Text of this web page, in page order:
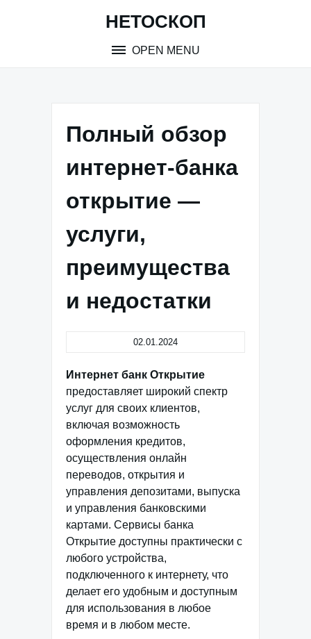
НЕТОСКОП
OPEN MENU
Полный обзор
интернет-банка
открытие —
услуги,
преимущества
и недостатки
02.01.2024
Интернет банк Открытие
предоставляет широкий спектр
услуг для своих клиентов,
включая возможность
оформления кредитов,
осуществления онлайн
переводов, открытия и
управления депозитами, выпуска
и управления банковскими
картами. Сервисы банка
Открытие доступны практически с
любого устройства,
подключенного к интернету, что
делает его удобным и доступным
для использования в любое
время и в любом месте.